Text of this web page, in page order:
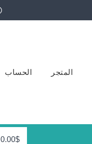
المتجر الحساب
0.00$